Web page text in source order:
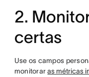
2.
certas
Use os campos
monitoraras métricas